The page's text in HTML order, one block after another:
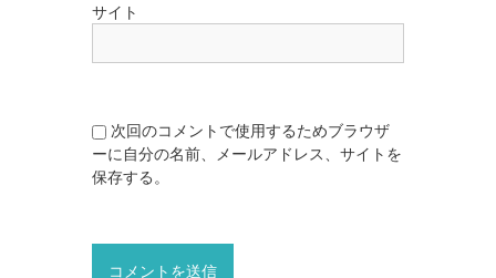
サイト
次回のコメントで使用するためブラウザ
ーに自分の名前、メールアドレス、サイトを
保存する。